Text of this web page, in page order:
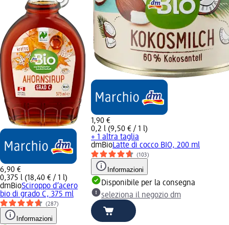
6,90 €
0,375 l (18,40 € / 1 l)
dmBioSciroppo d’acero
bio di grado C, 375 ml
(287)
Informazioni
1,90 €
0,2 l (9,50 € / 1 l)
+ 1 altra taglia
dmBioLatte di cocco BIO, 200 ml
(103)
Informazioni
Disponibile per la consegna
seleziona il negozio dm